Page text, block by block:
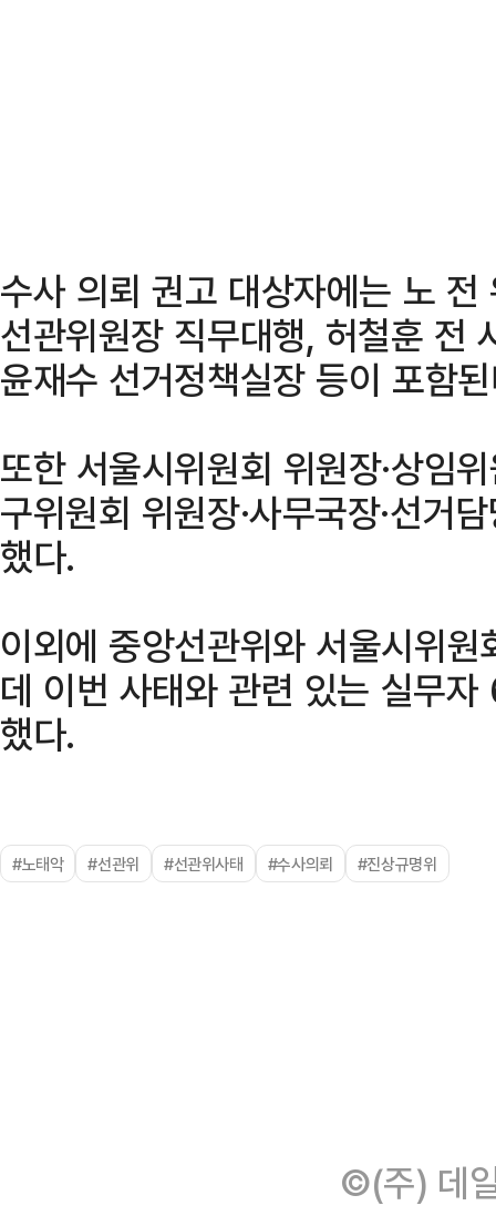
수사 의뢰 권고 대상자에는 노
선관위원장 직무대행, 허철훈 전
윤재수 선거정책실장 등이 포함
또한 서울시위원회 위원장·상임
구위원회 위원장·사무국장·선거
했다.
이외에 중앙선관위와 서울시위
데 이번 사태와 관련 있는 실무
했다.
#노태악 #선관위 #선관위사태 #수사의뢰 #진상규명위
©(주) 데